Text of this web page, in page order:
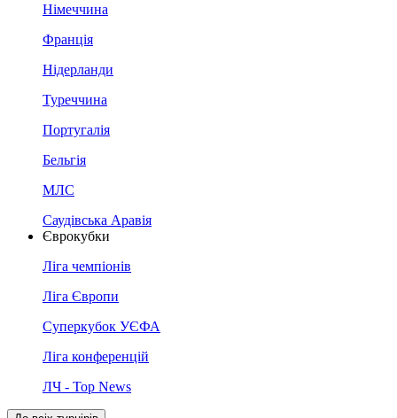
Німеччина
Франція
Нідерланди
Туреччина
Португалія
Бельгія
МЛС
Саудівська Аравія
Єврокубки
Ліга чемпіонів
Ліга Європи
Суперкубок УЄФА
Ліга конференцій
ЛЧ - Top News